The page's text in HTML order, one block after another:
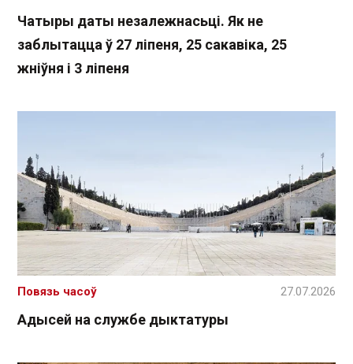
Чатыры даты незалежнасьці. Як не
заблытацца ў 27 ліпеня, 25 сакавіка, 25
жніўня і 3 ліпеня
Адысей на службе дыктатуры
Повязь часоў 27.07.2026